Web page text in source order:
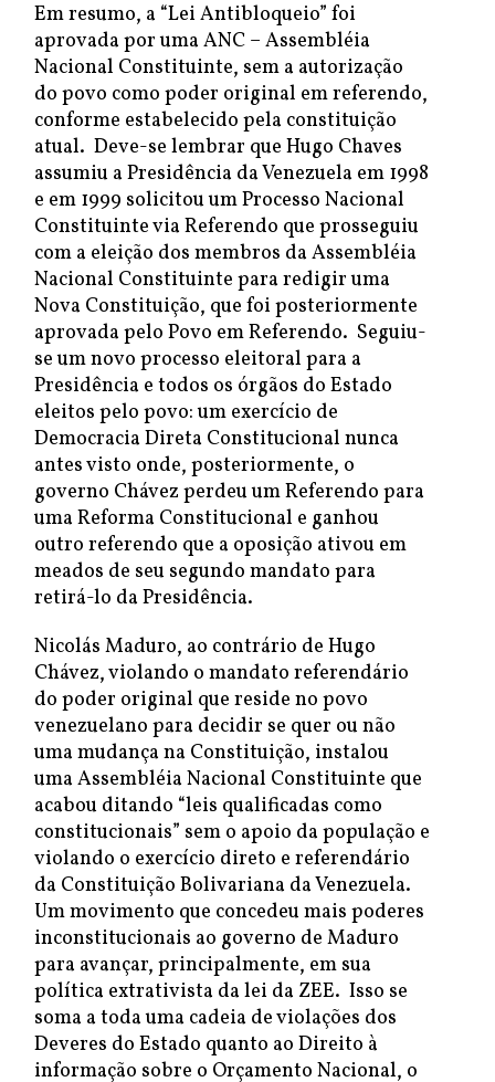
Em resumo, a “Lei Antibloqueio” foi
aprovada por uma ANC – Assembléia
Nacional Constituinte, sem a autorização
do povo como poder original em referendo,
conforme estabelecido pela constituição
atual. Deve-se lembrar que Hugo Chaves
assumiu a Presidência da Venezuela em 1998
e em 1999 solicitou um Processo Nacional
Constituinte via Referendo que prosseguiu
com a eleição dos membros da Assembléia
Nacional Constituinte para redigir uma
Nova Constituição, que foi posteriormente
aprovada pelo Povo em Referendo. Seguiu-
se um novo processo eleitoral para a
Presidência e todos os órgãos do Estado
eleitos pelo povo: um exercício de
Democracia Direta Constitucional nunca
antes visto onde, posteriormente, o
governo Chávez perdeu um Referendo para
uma Reforma Constitucional e ganhou
outro referendo que a oposição ativou em
meados de seu segundo mandato para
retirá-lo da Presidência.
Nicolás Maduro, ao contrário de Hugo
Chávez, violando o mandato referendário
do poder original que reside no povo
venezuelano para decidir se quer ou não
uma mudança na Constituição, instalou
uma Assembléia Nacional Constituinte que
acabou ditando “leis qualificadas como
constitucionais” sem o apoio da população e
violando o exercício direto e referendário
da Constituição Bolivariana da Venezuela.
Um movimento que concedeu mais poderes
inconstitucionais ao governo de Maduro
para avançar, principalmente, em sua
política extrativista da lei da ZEE. Isso se
soma a toda uma cadeia de violações dos
Deveres do Estado quanto ao Direito à
informação sobre o Orçamento Nacional, o